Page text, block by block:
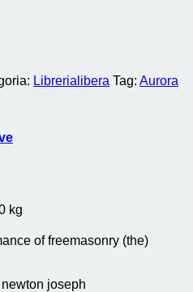
Librerialibera Tag: Aurora
kg
of freemasonry (the)
newton joseph